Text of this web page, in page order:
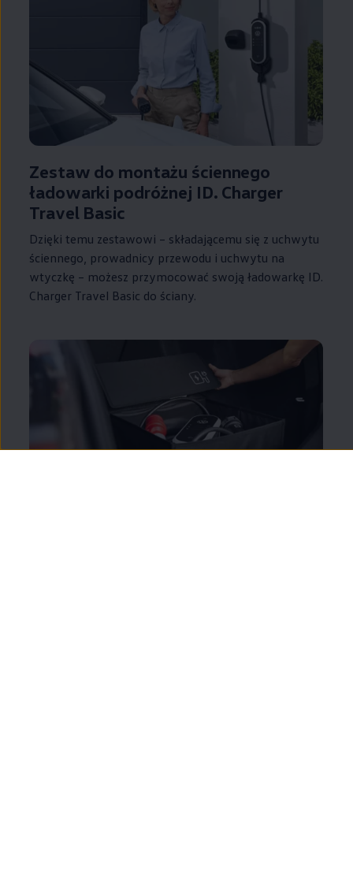
Zestaw do montażu ściennego
ładowarki podróżnej ID. Charger
Travel Basic
Dzięki temu zestawowi – składającemu się z uchwytu
ściennego, prowadnicy przewodu i uchwytu na
wtyczkę – możesz przymocować swoją ładowarkę ID.
Charger Travel Basic do ściany.